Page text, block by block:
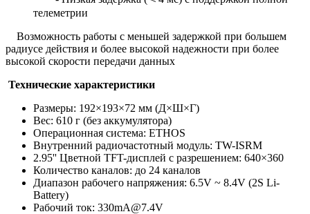
телеметрии
Возможность работы с меньшей задержкой при большем
радиусе действия и более высокой надежности при более
высокой скорости передачи данных
Технические характеристики
Размеры: 192×193×72 мм (Д×Ш×Г)
Вес: 610 г (без аккумулятора)
Операционная система: ETHOS
Внутренний радиочастотный модуль: TW-ISRM
2.95'' Цветной TFT-дисплей с разрешением: 640×360
Количество каналов: до 24 каналов
Диапазон рабочего напряжения: 6.5V ~ 8.4V (2S Li-
Battery)
Рабочий ток: 330mA@7.4V